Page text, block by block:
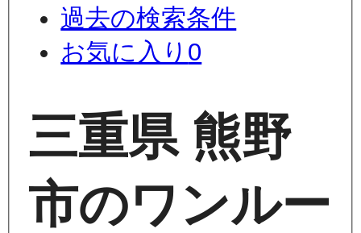
過去の検索条件
お気に入り 0
三重県 熊野
市のワンルー